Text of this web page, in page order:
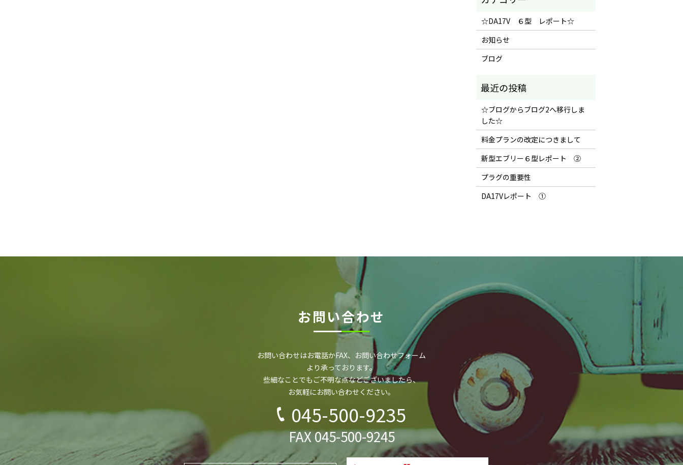
☆DA17V ６型 レポート☆
お知らせ
ブログ
☆ブログからブログ2へ移行しま
した☆
料金プランの改定につきまして
新型エブリー６型レポート ②
プラグの重要性
DA17Vレポート ①
お問い合わせ
お問い合わせはお電話かFAX、お問い合わせフォーム
より承っております。
些細なことでもご不明な点などございましたら、
お気軽にお問い合わせください。
045-500-9235
FAX 045-500-9245